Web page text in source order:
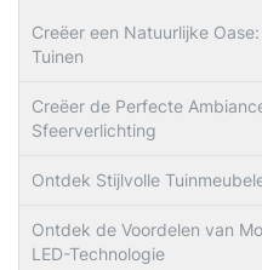
Creëer een Natuurlijke
Tuinen
Creëer de Perfecte
Sfeerverlichting
Ontdek Stijlvolle
Ontdek de Voordelen van
LED-Technologie